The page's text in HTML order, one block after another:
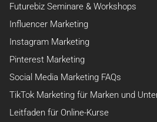
Futurebiz Seminare & Workshops
Influencer Marketing
Instagram Marketing
Pinterest Marketing
Social Media Marketing FAQs
TikTok Marketing für Marken und
Leitfaden für Online-Kurse